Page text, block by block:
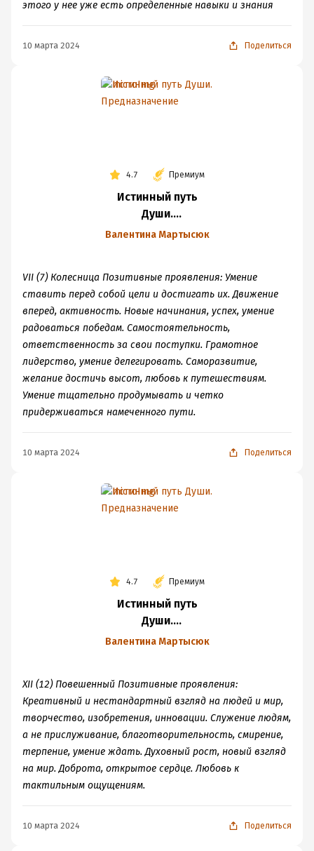
этого у нее уже есть определенные навыки и знания
10 марта 2024 Поделиться
4.7 Премиум
Истинный путь
Души.
Предназначение
Валентина Мартысюк
VII (7) Колесница Позитивные проявления: Умение
ставить перед собой цели и достигать их. Движение
вперед, активность. Новые начинания, успех, умение
радоваться победам. Самостоятельность,
ответственность за свои поступки. Грамотное
лидерство, умение делегировать. Саморазвитие,
желание достичь высот, любовь к путешествиям.
Умение тщательно продумывать и четко
придерживаться намеченного пути.
10 марта 2024 Поделиться
4.7 Премиум
Истинный путь
Души.
Предназначение
Валентина Мартысюк
XII (12) Повешенный Позитивные проявления:
Креативный и нестандартный взгляд на людей и мир,
творчество, изобретения, инновации. Служение людям,
а не прислуживание, благотворительность, смирение,
терпение, умение ждать. Духовный рост, новый взгляд
на мир. Доброта, открытое сердце. Любовь к
тактильным ощущениям.
10 марта 2024 Поделиться